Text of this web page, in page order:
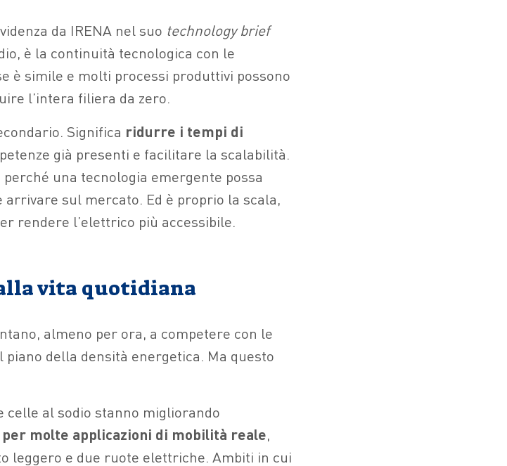
da IRENA nel suo technology brief
è la continuità tecnologica con le
è simile e molti processi produttivi possono
l’intera filiera da zero.
Significa ridurre i tempi di
già presenti e facilitare la scalabilità.
una tecnologia emergente possa
sul mercato. Ed è proprio la scala,
rendere l’elettrico più accessibile.
vita quotidiana
almeno per ora, a competere con le
della densità energetica. Ma questo
celle al sodio stanno migliorando
molte applicazioni di mobilità reale,
leggero e due ruote elettriche. Ambiti in cui